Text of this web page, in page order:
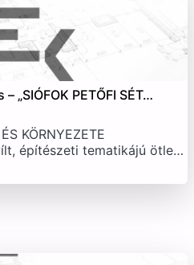
„SIÓFOK PETŐFI SÉT…
KÖRNYEZETE
építészeti tematikájú ötle…